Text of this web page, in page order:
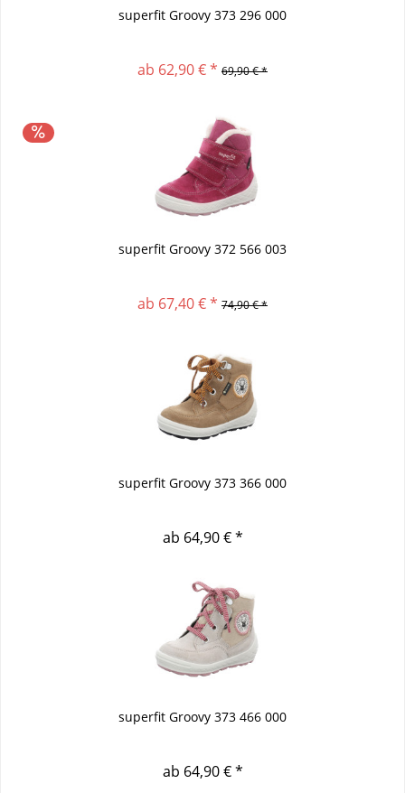
superfit Groovy 373 296 000
ab 62,90 € * 69,90 € *
superfit Groovy 372 566 003
ab 67,40 € * 74,90 € *
superfit Groovy 373 366 000
ab 64,90 € *
superfit Groovy 373 466 000
ab 64,90 € *